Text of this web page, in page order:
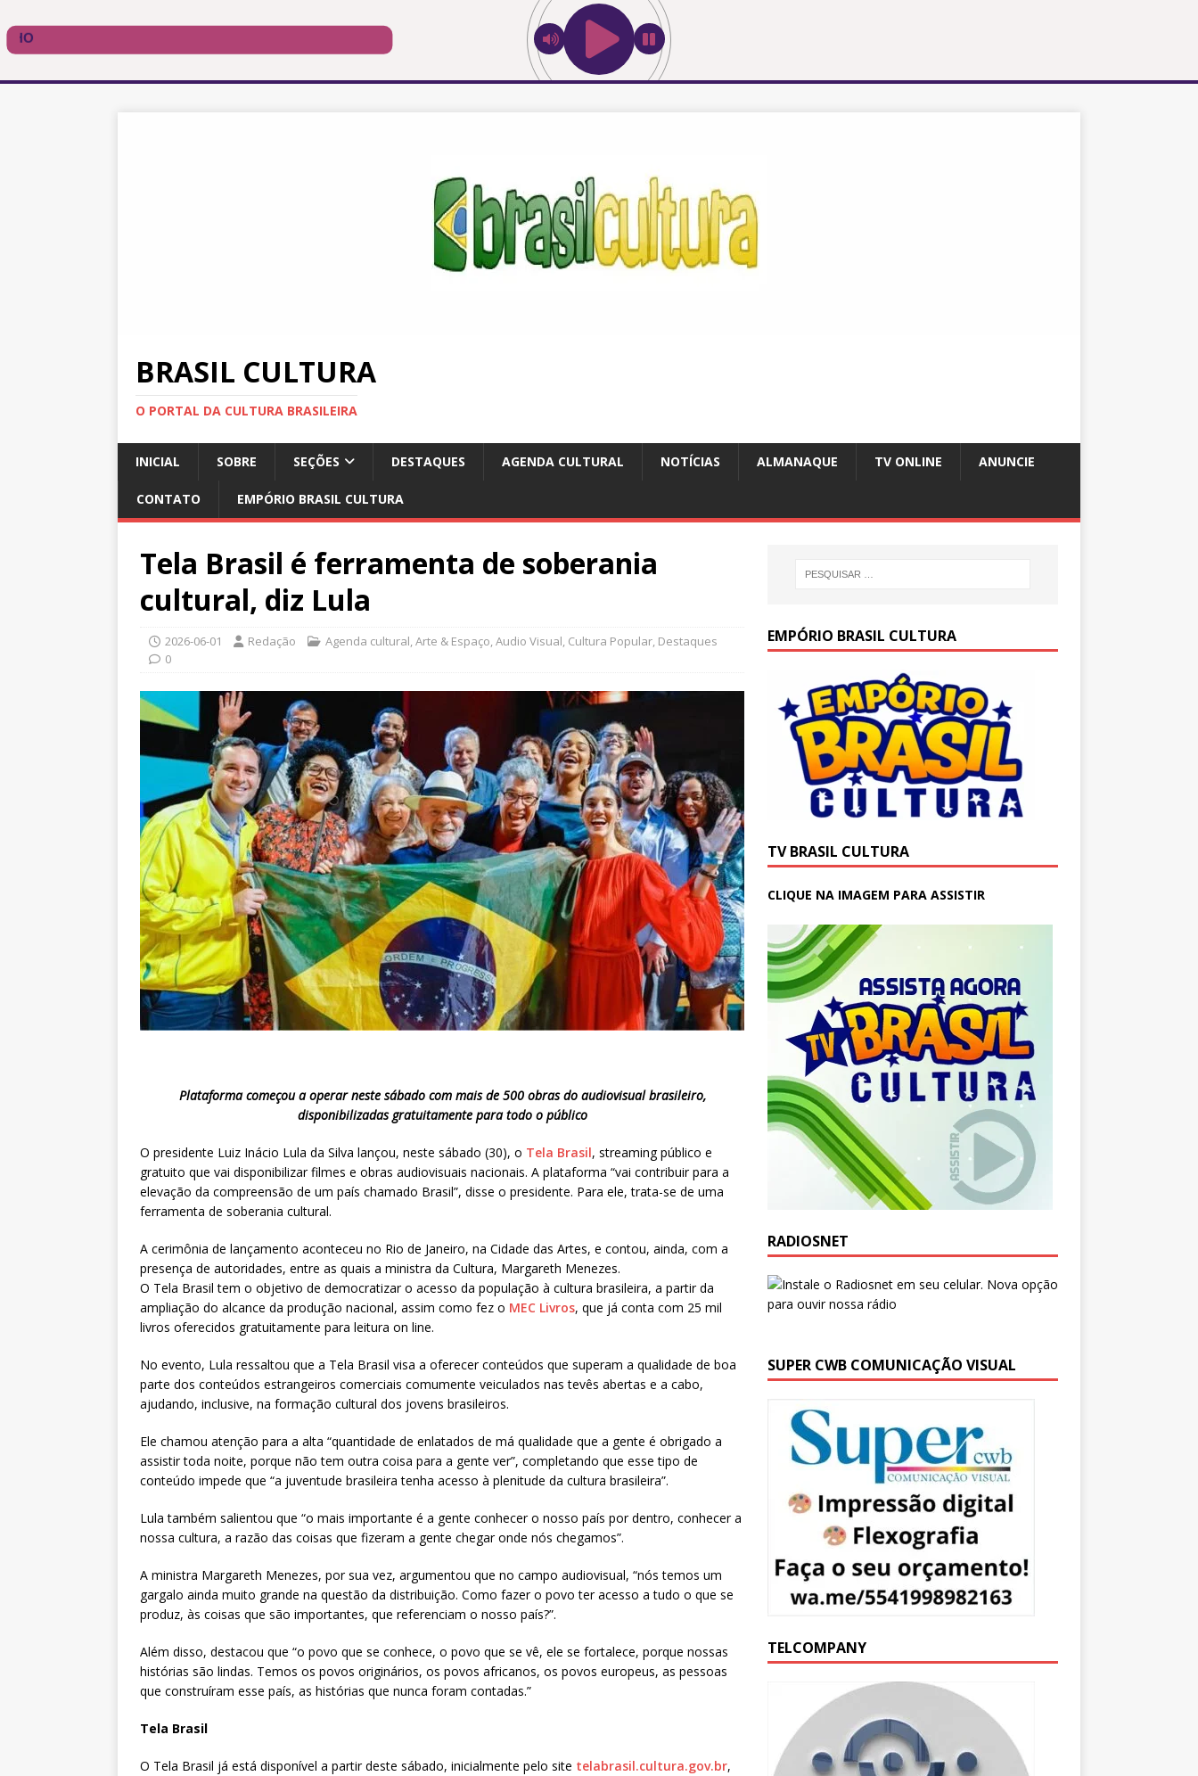
BRASIL CULTURA
O PORTAL DA CULTURA BRASILEIRA
INICIAL SOBRE SEÇÕES DESTAQUES AGENDA CULTURAL NOTÍCIAS ALMANAQUE TV ONLINE ANUNCIE
CONTATO EMPÓRIO BRASIL CULTURA
Tela Brasil é ferramenta de soberania
cultural, diz Lula
2026-06-01 Redação Agenda cultural,Arte & Espaço,Audio Visual, Cultura Popular, Destaques
0
Plataforma começou a operar neste sábado com mais de 500 obras do audiovisual brasileiro,
disponibilizadas gratuitamente para todo o público
O presidente Luiz Inácio Lula da Silva lançou, neste sábado (30), o Tela Brasil, streaming público e
gratuito que vai disponibilizar filmes e obras audiovisuais nacionais. A plataforma “vai contribuir para a
elevação da compreensão de um país chamado Brasil”, disse o presidente. Para ele, trata-se de uma
ferramenta de soberania cultural.
A cerimônia de lançamento aconteceu no Rio de Janeiro, na Cidade das Artes, e contou, ainda, com a
presença de autoridades, entre as quais a ministra da Cultura, Margareth Menezes.
O Tela Brasil tem o objetivo de democratizar o acesso da população à cultura brasileira, a partir da
ampliação do alcance da produção nacional, assim como fez o MEC Livros, que já conta com 25 mil
livros oferecidos gratuitamente para leitura on line.
No evento, Lula ressaltou que a Tela Brasil visa a oferecer conteúdos que superam a qualidade de boa
parte dos conteúdos estrangeiros comerciais comumente veiculados nas tevês abertas e a cabo,
ajudando, inclusive, na formação cultural dos jovens brasileiros.
Ele chamou atenção para a alta “quantidade de enlatados de má qualidade que a gente é obrigado a
assistir toda noite, porque não tem outra coisa para a gente ver”, completando que esse tipo de
conteúdo impede que “a juventude brasileira tenha acesso à plenitude da cultura brasileira”.
Lula também salientou que “o mais importante é a gente conhecer o nosso país por dentro, conhecer a
nossa cultura, a razão das coisas que fizeram a gente chegar onde nós chegamos”.
A ministra Margareth Menezes, por sua vez, argumentou que no campo audiovisual, “nós temos um
gargalo ainda muito grande na questão da distribuição. Como fazer o povo ter acesso a tudo o que se
produz, às coisas que são importantes, que referenciam o nosso país?”.
Além disso, destacou que “o povo que se conhece, o povo que se vê, ele se fortalece, porque nossas
histórias são lindas. Temos os povos originários, os povos africanos, os povos europeus, as pessoas
que construíram esse país, as histórias que nunca foram contadas.”
Tela Brasil
O Tela Brasil já está disponível a partir deste sábado, inicialmente pelo site telabrasil.cultura.gov.br,
EMPÓRIO BRASIL CULTURA
TV BRASIL CULTURA
CLIQUE NA IMAGEM PARA ASSISTIR
RADIOSNET
SUPER CWB COMUNICAÇÃO VISUAL
TELCOMPANY